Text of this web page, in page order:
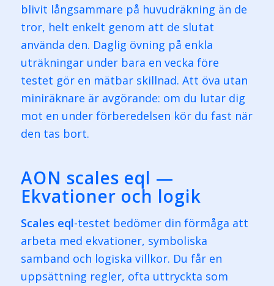
blivit långsammare på huvudräkning än de
tror, helt enkelt genom att de slutat
använda den. Daglig övning på enkla
uträkningar under bara en vecka före
testet gör en mätbar skillnad. Att öva utan
miniräknare är avgörande: om du lutar dig
mot en under förberedelsen kör du fast när
den tas bort.
AON scales eql —
Ekvationer och logik
Scales eql-testet bedömer din förmåga att
arbeta med ekvationer, symboliska
samband och logiska villkor. Du får en
uppsättning regler, ofta uttryckta som